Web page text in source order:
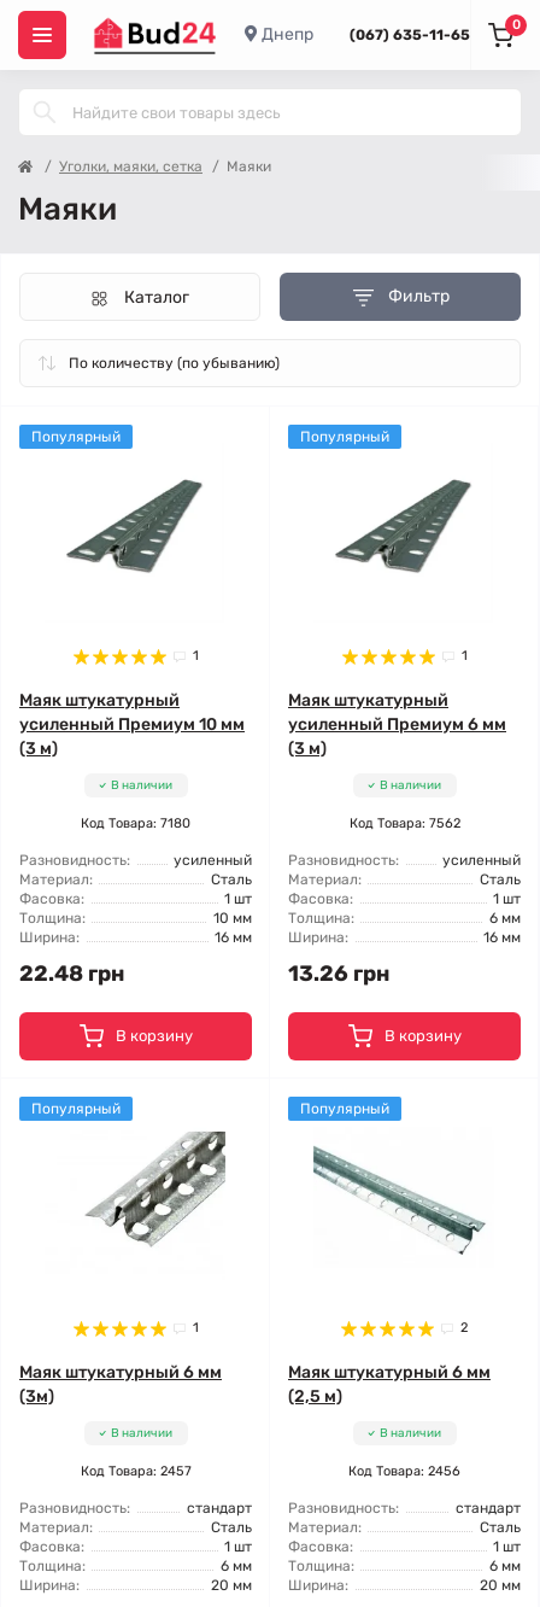
Днепр (067) 635-11-65
0
Уголки, маяки, сетка Маяки
Маяки
Фильтр
Каталог
Популярный
1
Маяк штукатурный
усиленный Премиум 10 мм
(3 м)
В наличии
Код Товара: 7180
Разновидность:
усиленный
Материал:
Сталь
Фасовка:
1 шт
Толщина:
10 мм
Ширина:
16 мм
22.48 грн
В корзину
Популярный
1
Маяк штукатурный
усиленный Премиум 6 мм
(3 м)
В наличии
Код Товара: 7562
Разновидность:
усиленный
Материал:
Сталь
Фасовка:
1 шт
Толщина:
6 мм
Ширина:
16 мм
13.26 грн
В корзину
Популярный
1
Маяк штукатурный 6 мм
(3м)
В наличии
Код Товара: 2457
Разновидность:
стандарт
Материал:
Сталь
Фасовка:
1 шт
Толщина:
6 мм
Ширина:
20 мм
Популярный
2
Маяк штукатурный 6 мм
(2,5 м)
В наличии
Код Товара: 2456
Разновидность:
стандарт
Материал:
Сталь
Фасовка:
1 шт
Толщина:
6 мм
Ширина:
20 мм